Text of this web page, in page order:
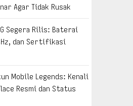
Agar Tidak Rusak
Segera Rilis: Baterai
dan Sertifikasi
Mobile Legends: Kenali
Resmi dan Status